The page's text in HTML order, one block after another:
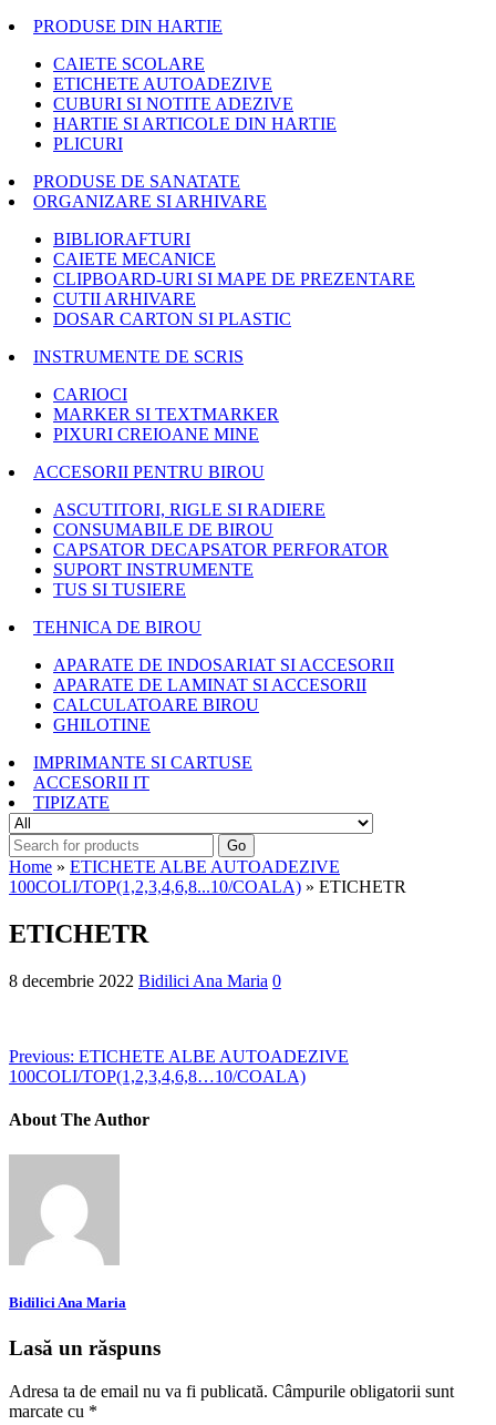
PRODUSE DIN HARTIE
CAIETE SCOLARE
ETICHETE AUTOADEZIVE
CUBURI SI NOTITE ADEZIVE
HARTIE SI ARTICOLE DIN HARTIE
PLICURI
PRODUSE DE SANATATE
ORGANIZARE SI ARHIVARE
BIBLIORAFTURI
CAIETE MECANICE
CLIPBOARD-URI SI MAPE DE PREZENTARE
CUTII ARHIVARE
DOSAR CARTON SI PLASTIC
INSTRUMENTE DE SCRIS
CARIOCI
MARKER SI TEXTMARKER
PIXURI CREIOANE MINE
ACCESORII PENTRU BIROU
ASCUTITORI, RIGLE SI RADIERE
CONSUMABILE DE BIROU
CAPSATOR DECAPSATOR PERFORATOR
SUPORT INSTRUMENTE
TUS SI TUSIERE
TEHNICA DE BIROU
APARATE DE INDOSARIAT SI ACCESORII
APARATE DE LAMINAT SI ACCESORII
CALCULATOARE BIROU
GHILOTINE
IMPRIMANTE SI CARTUSE
ACCESORII IT
TIPIZATE
Go
Home » ETICHETE ALBE AUTOADEZIVE
100COLI/TOP(1,2,3,4,6,8...10/COALA) » ETICHETR
ETICHETR
8 decembrie 2022 Bidilici Ana Maria 0
Previous: ETICHETE ALBE AUTOADEZIVE
100COLI/TOP(1,2,3,4,6,8…10/COALA)
About The Author
Bidilici Ana Maria
Lasă un răspuns
Adresa ta de email nu va fi publicată. Câmpurile obligatorii sunt
marcate cu *